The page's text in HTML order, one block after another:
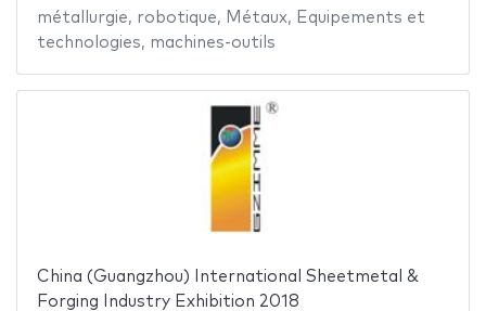
métallurgie, robotique, Métaux, Equipements et
technologies, machines-outils
China (Guangzhou) International Sheetmetal &
Forging Industry Exhibition 2018